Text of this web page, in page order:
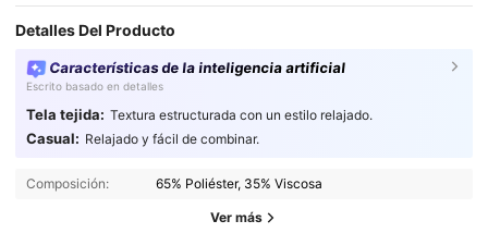
Detalles Del Producto
Características de la inteligencia artificial
Escrito basado en detalles
Tela tejida: Textura estructurada con un estilo relajado.
Casual: Relajado y fácil de combinar.
Composición: 65% Poliéster, 35% Viscosa
Ver más
4,83 1.3M Seguidores
1.3M Seguidores